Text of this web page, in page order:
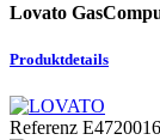
Lovato
Produktdetails
Referenz E4720016